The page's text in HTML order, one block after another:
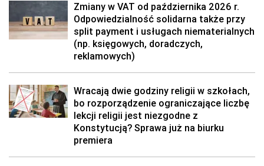
Zmiany w VAT od października 2026 r.
Odpowiedzialność solidarna także przy
split payment i usługach niematerialnych
(np. księgowych, doradczych,
reklamowych)
Wracają dwie godziny religii w szkołach,
bo rozporządzenie ograniczające liczbę
lekcji religii jest niezgodne z
Konstytucją? Sprawa już na biurku
premiera